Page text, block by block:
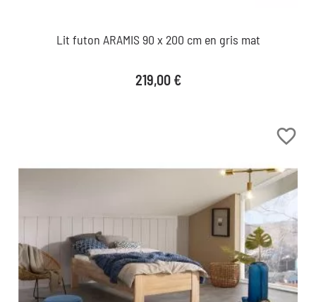
Lit futon ARAMIS 90 x 200 cm en gris mat
Prix
219,00 €
favorite_border